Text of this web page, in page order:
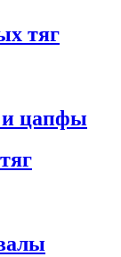
тяг
и цапфы